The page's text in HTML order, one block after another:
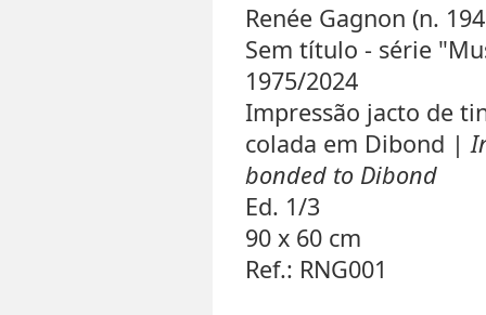
Renée Gagnon (n.
Sem título - série
1975/2024
Impressão jacto de
colada em Dibond |
bonded to Dibond
Ed. 1/3
90 x 60 cm
Ref.: RNG001